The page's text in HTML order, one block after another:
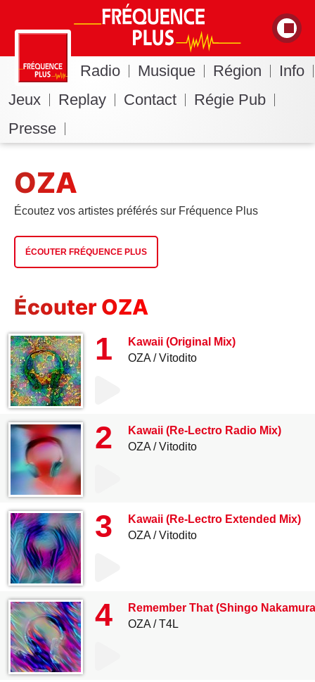
Radio Musique Région
Info
Jeux
Replay Contact
Régie Pub
Presse
OZA
Écoutez vos artistes préférés sur Fréquence Plus
ÉCOUTER FRÉQUENCE PLUS
Écouter OZA
1
Kawaii (Original Mix)
OZA
Vitodito
2
Kawaii (Re-Lectro Radio Mix)
OZA
Vitodito
3
Kawaii (Re-Lectro Extended Mix)
OZA
Vitodito
4
Remember That (Shingo
OZA
T4L